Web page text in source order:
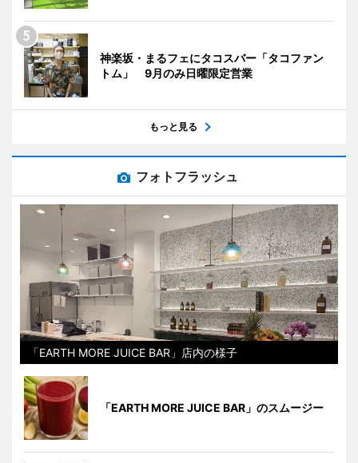
神楽坂・まるフェにタコスバー「タコファン
トム」 9月のみ日曜限定営業
もっと見る
フォトフラッシュ
「EARTH MORE JUICE BAR」店内の様子
「EARTH MORE JUICE BAR」のスムージー